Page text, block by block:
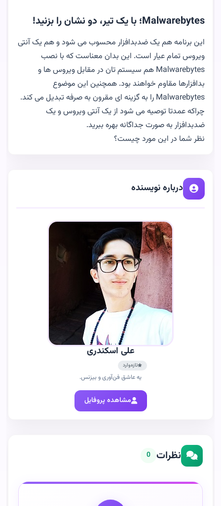
Malwarebytes؛ با یک تیر، دو نشان را بزنید!
این برنامه هم یک ضدبدافزار محسوب می شود و هم یک آنتی
ویروس تمام عیار است. این بدان معناست که با نصب
Malwarebytes هم سیستم تان در مقابل ویروس ها و
بدافزارها مقاوم خواهند بود. همچنین این موضوع
Malwarebytes را به گزینه ای مقرون به صرفه تبدیل می کند.
چراکه عمدتا توصیه می شود از یک آنتی ویروس و یک
ضدبدافزار به صورت جداگانه بهره ببرید.
نظر شما در این مورد چیست؟
درباره نویسنده
علی اسکندری
تازه‌وارد
یه عاشق فن‌آوری و بیزنس.
مشاهده پروفایل
نظرات 0